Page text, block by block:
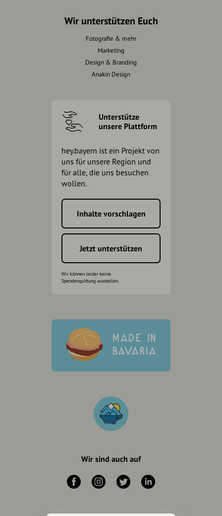
Wir unterstützen Euch
Fotografie & mehr
Marketing
Design & Branding
Anakin Design
Unterstütze
unsere Plattform
hey.bayern ist ein Projekt von
uns für unsere Region und
für alle, die uns besuchen
wollen.
Inhalte vorschlagen
Jetzt unterstützen
Wir können leider keine
Spendenquittung ausstellen.
Wir sind auch auf